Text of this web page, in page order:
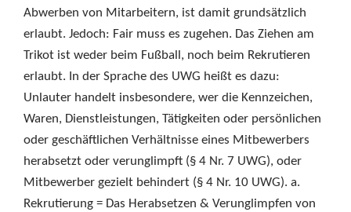
Abwerben von Mitarbeitern, ist damit grundsätzlich
erlaubt. Jedoch: Fair muss es zugehen. Das Ziehen am
Trikot ist weder beim Fußball, noch beim Rekrutieren
erlaubt. In der Sprache des UWG heißt es dazu:
Unlauter handelt insbesondere, wer die Kennzeichen,
Waren, Dienstleistungen, Tätigkeiten oder persönlichen
oder geschäftlichen Verhältnisse eines Mitbewerbers
herabsetzt oder verunglimpft (§ 4 Nr. 7 UWG), oder
Mitbewerber gezielt behindert (§ 4 Nr. 10 UWG). a.
Rekrutierung = Das Herabsetzen & Verunglimpfen von